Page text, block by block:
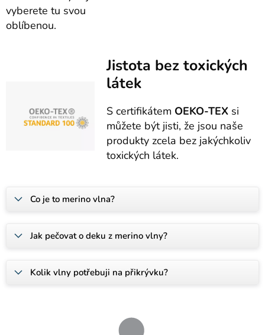
vyberete tu svou
oblíbenou.
Jistota bez toxických
látek
S certifikátem OEKO-TEXsi
můžete být jisti, že jsou naše
produkty zcela bez jakýchkoliv
toxických látek.
Co je to merino vlna?
Jak pečovat o deku z merino vlny?
Kolik vlny potřebuji na přikrývku?